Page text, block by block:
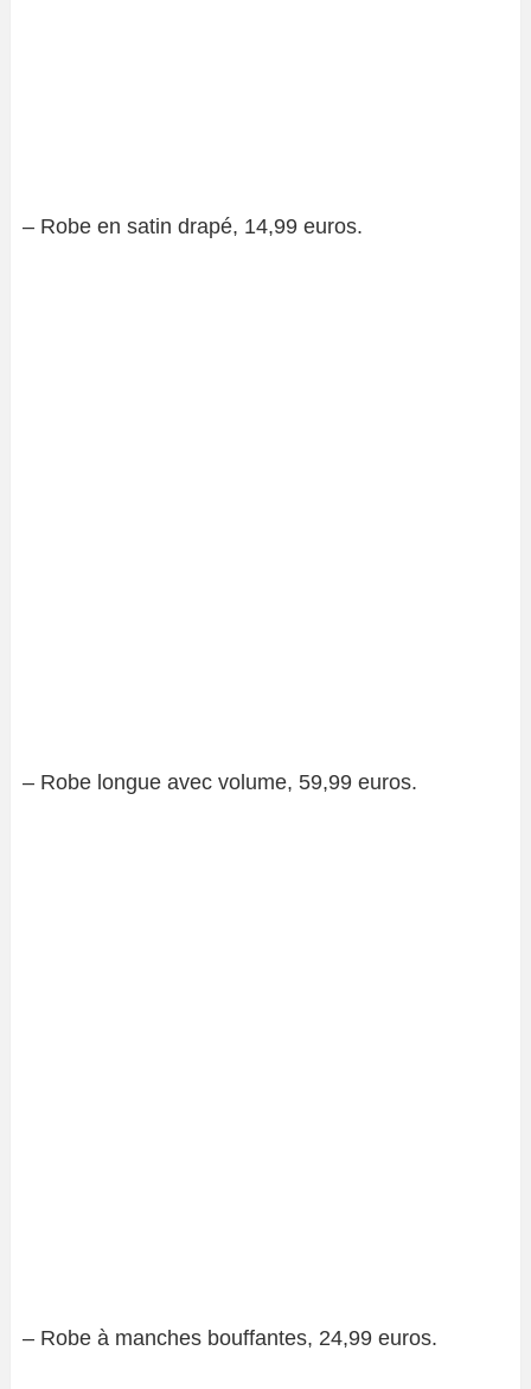
– Robe en satin drapé, 14,99 euros.
– Robe longue avec volume, 59,99 euros.
– Robe à manches bouffantes, 24,99 euros.